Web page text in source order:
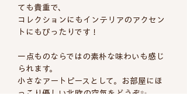
ても貴重で、
コレクションにもインテリアのアクセン
トにもぴったりです！
一点ものならではの素朴な味わいも感じ
られます。
小さなアートピースとして。お部屋にほ
っこり優しい北欧の空気をどうぞ✨